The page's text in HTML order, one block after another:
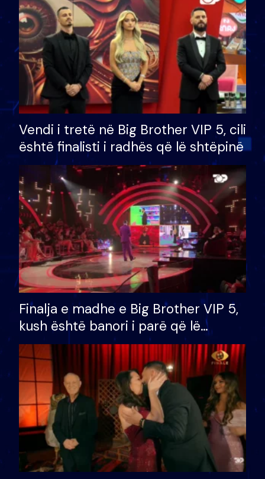
Vendi i tretë në Big Brother VIP 5, cili
është finalisti i radhës që lë shtëpinë
Finalja e madhe e Big Brother VIP 5,
kush është banori i parë që lë
shtëpinë dhe humb mundësinë për
të fituar çmimin e madh